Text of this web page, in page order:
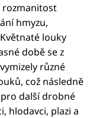
rozmanitost
hmyzu,
louky
době se z
různé
což následně
další drobné
hlodavci, plazi a